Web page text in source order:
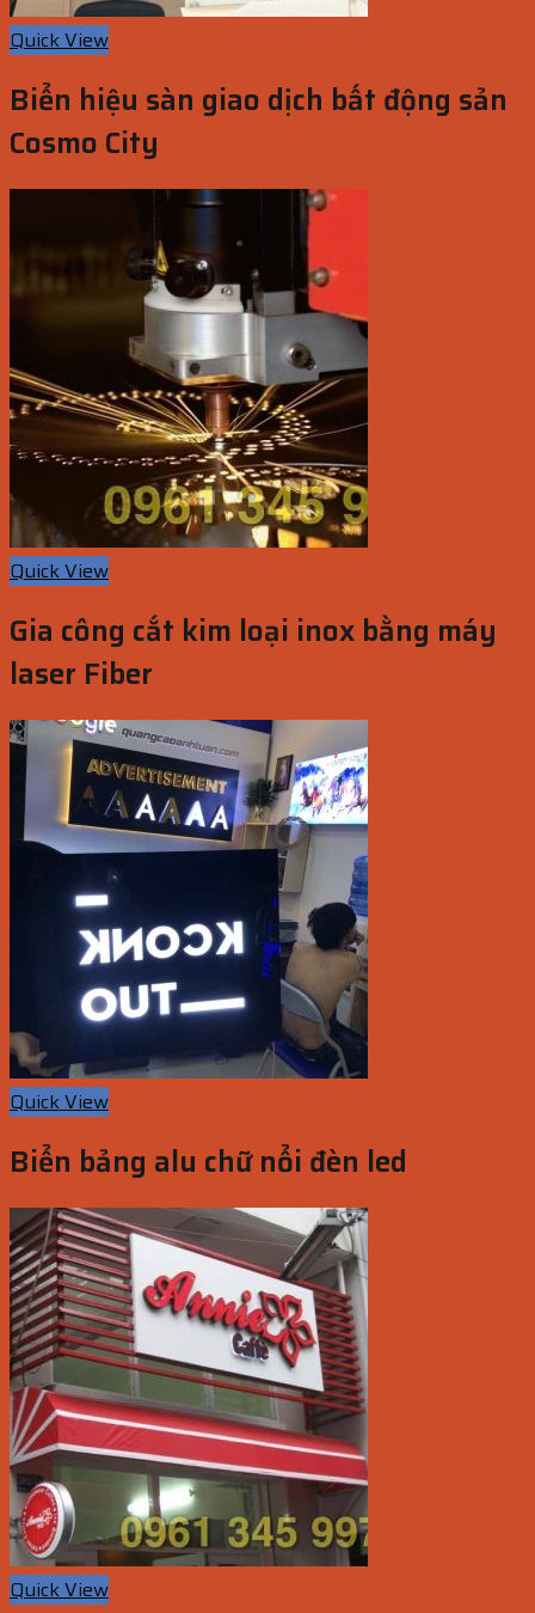
Quick View
Biển hiệu sàn giao dịch bất động sản
Cosmo City
Quick View
Gia công cắt kim loại inox bằng máy
laser Fiber
Quick View
Biển bảng alu chữ nổi đèn led
Quick View